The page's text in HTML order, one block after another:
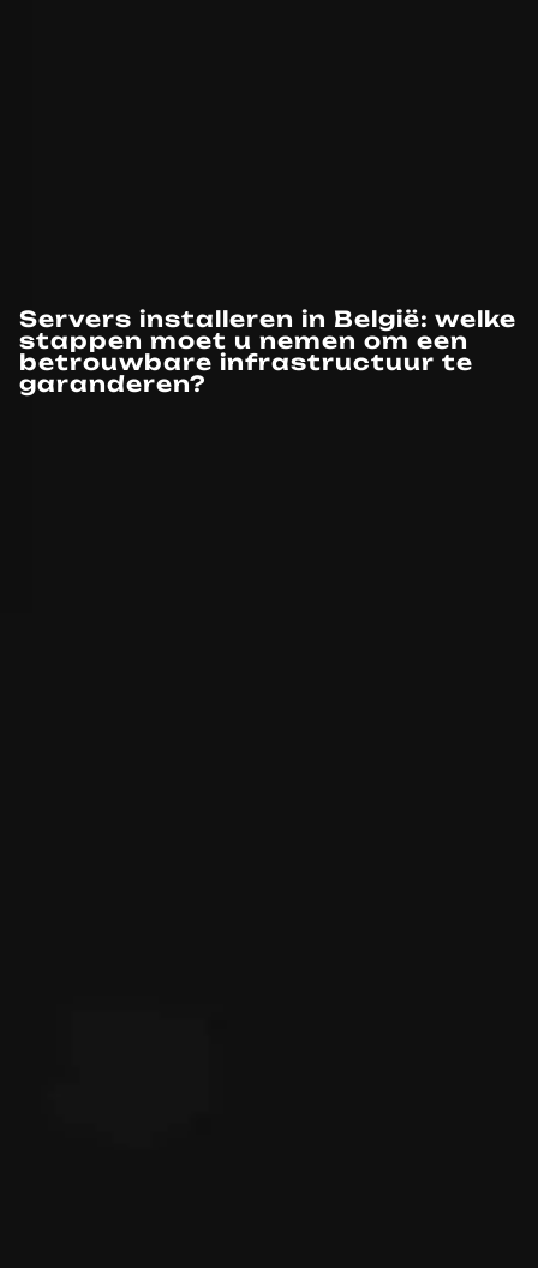
Servers installeren in België: welke
stappen moet u nemen om een
betrouwbare infrastructuur te
garanderen?